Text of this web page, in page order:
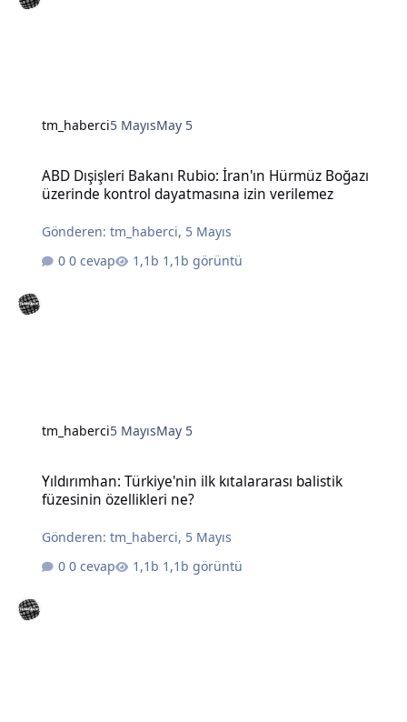
tm_haberci5 MayısMay 5
ABD Dışişleri Bakanı Rubio: İran'ın Hürmüz Boğazı
üzerinde kontrol dayatmasına izin verilemez
Gönderen:tm_haberci, 5 Mayıs
0 cevap
1,1b görüntü
tm_haberci5 MayısMay 5
Yıldırımhan: Türkiye'nin ilk kıtalararası balistik
füzesinin özellikleri ne?
Gönderen:tm_haberci, 5 Mayıs
0 cevap
1,1b görüntü